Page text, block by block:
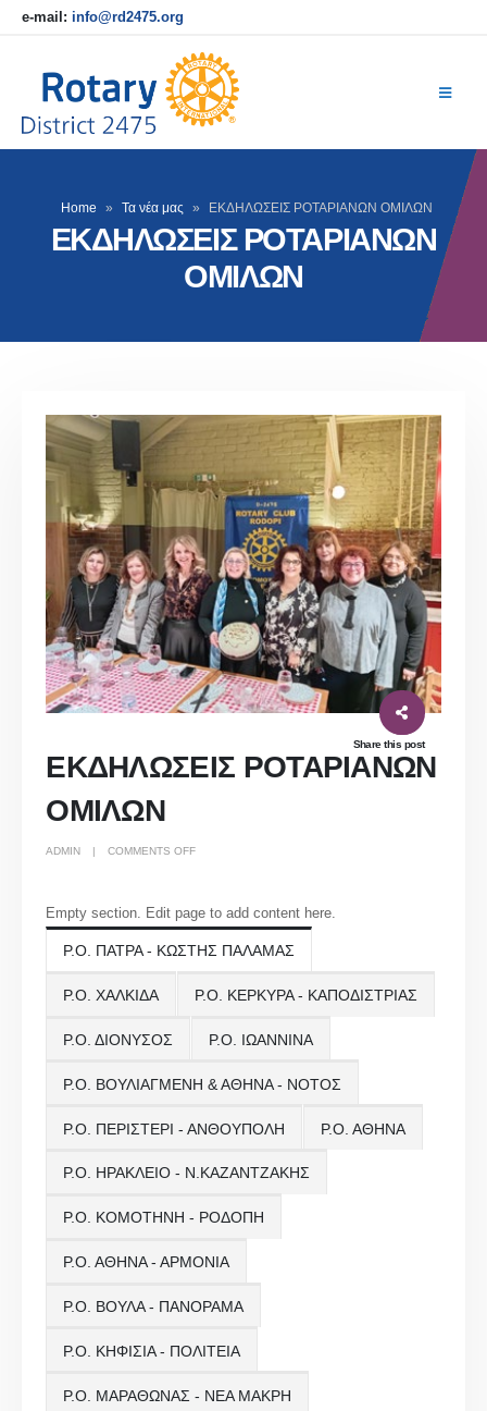
e-mail: info@rd2475.org
Home » Τα νέα μας » ΕΚΔΗΛΩΣΕΙΣ ΡΟΤΑΡΙΑΝΩΝ ΟΜΙΛΩΝ
ΕΚΔΗΛΩΣΕΙΣ ΡΟΤΑΡΙΑΝΩΝ
ΟΜΙΛΩΝ
Share this post
ΕΚΔΗΛΩΣΕΙΣ ΡΟΤΑΡΙΑΝΩΝ
ΟΜΙΛΩΝ
ADMIN COMMENTS OFFON
Empty section. Edit page to add content here.
Ρ.Ο. ΠΑΤΡΑ - ΚΩΣΤΗΣ ΠΑΛΑΜΑΣ
Ρ.Ο. ΧΑΛΚΙΔΑ Ρ.Ο. ΚΕΡΚΥΡΑ - ΚΑΠΟΔΙΣΤΡΙΑΣ
Ρ.Ο. ΔΙΟΝΥΣΟΣ Ρ.Ο. ΙΩΑΝΝΙΝΑ
Ρ.Ο. ΒΟΥΛΙΑΓΜΕΝΗ & ΑΘΗΝΑ - ΝΟΤΟΣ
Ρ.Ο. ΠΕΡΙΣΤΕΡΙ - ΑΝΘΟΥΠΟΛΗ Ρ.Ο. ΑΘΗΝΑ
Ρ.Ο. ΗΡΑΚΛΕΙΟ - Ν.ΚΑΖΑΝΤΖΑΚΗΣ
Ρ.Ο. ΚΟΜΟΤΗΝΗ - ΡΟΔΟΠΗ
Ρ.Ο. ΑΘΗΝΑ - ΑΡΜΟΝΙΑ
Ρ.Ο. ΒΟΥΛΑ - ΠΑΝΟΡΑΜΑ
Ρ.Ο. ΚΗΦΙΣΙΑ - ΠΟΛΙΤΕΙΑ
Ρ.Ο. ΜΑΡΑΘΩΝΑΣ - ΝΕΑ ΜΑΚΡΗ